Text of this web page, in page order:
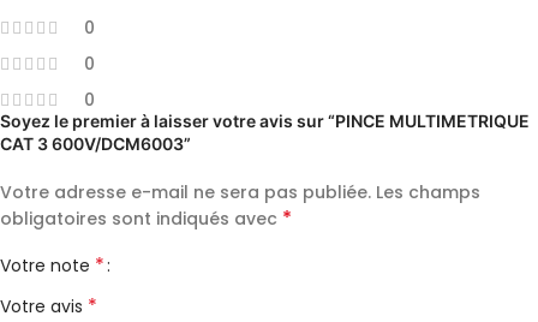
0
0
0
Soyez le premier à laisser votre avis sur “PINCE MULTIMETRIQUE
CAT 3 600V/DCM6003”
Votre adresse e-mail ne sera pas publiée. Les champs
obligatoires sont indiqués avec *
Votre note *
Votre avis *